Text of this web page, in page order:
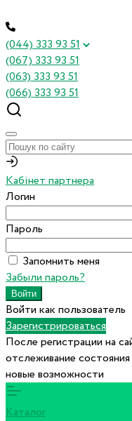
(044) 333 93 51
(067) 333 93 51
(063) 333 93 51
(066) 333 93 51
Кабінет партнера
Логин
Пароль
Запомнить меня
Забыли пароль?
Войти как пользователь
Зарегистрироваться
После регистрации на
отслеживание
новые возможности
Каталог